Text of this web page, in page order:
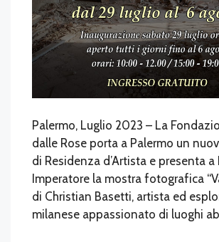
Palermo, Luglio 2023 – La
dalle Rose porta a Palermo un
di Residenza d’Artista e presenta a
Imperatore la mostra fotografica
di Christian Basetti, artista ed
milanese appassionato di luoghi